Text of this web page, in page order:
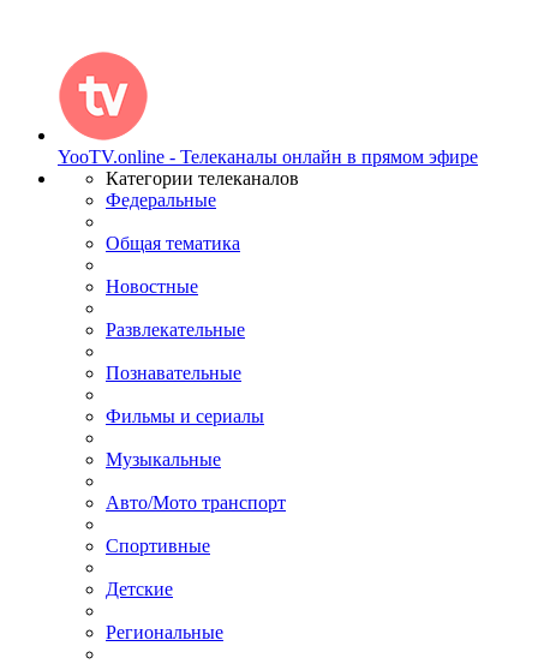
YooTV.online - Телеканалы онлайн в прямом эфире
Категории телеканалов
Федеральные
Общая тематика
Новостные
Развлекательные
Познавательные
Фильмы и сериалы
Музыкальные
Авто/Мото транспорт
Спортивные
Детские
Региональные